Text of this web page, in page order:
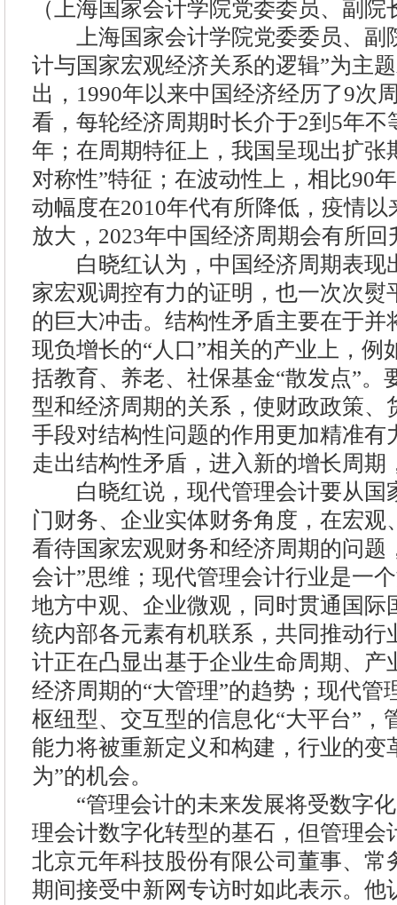
（上海国家会计学院党委委员、副
上海国家会计学院党委委员、副
计与国家宏观经济关系的逻辑”为主
出，1990年以来中国经济经历了9次
看，每轮经济周期时长介于2到5年不
年；在周期特征上，我国呈现出扩张
对称性”特征；在波动性上，相比90
动幅度在2010年代有所降低，疫情
放大，2023年中国经济周期会有所回
白晓红认为，中国经济周期表现
家宏观调控有力的证明，也一次次熨
的巨大冲击。结构性矛盾主要在于并
现负增长的“人口”相关的产业上，例
括教育、养老、社保基金“散发点”。
型和经济周期的关系，使财政政策、
手段对结构性问题的作用更加精准有
走出结构性矛盾，进入新的增长周期
白晓红说，现代管理会计要从国
门财务、企业实体财务角度，在宏观
看待国家宏观财务和经济周期的问题
会计”思维；现代管理会计行业是一
地方中观、企业微观，同时贯通国际
统内部各元素有机联系，共同推动行
计正在凸显出基于企业生命周期、产
经济周期的“大管理”的趋势；现代管
枢纽型、交互型的信息化“大平台”，
能力将被重新定义和构建，行业的变
为”的机会。
“管理会计的未来发展将受数字化
理会计数字化转型的基石，但管理会
北京元年科技股份有限公司董事、常
期间接受中新网专访时如此表示。他